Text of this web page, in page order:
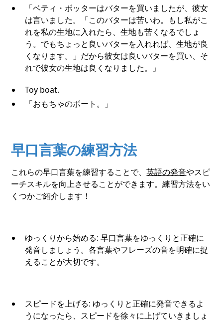
「ベティ・ボッターはバターを買いましたが、彼女
は言いました。「このバターは苦いわ。もし私がこ
れを私の生地に入れたら、生地も苦くなるでしょ
う。でもちょっと良いバターを入れれば、生地が良
くなります。」だから彼女は良いバターを買い、そ
れで彼女の生地は良くなりました。」
Toy boat.
「おもちゃのボート。」
早口言葉の練習方法
これらの早口言葉を練習することで、英語の発音やスピ
ーチスキルを向上させることができます。練習方法をい
くつかご紹介します！
ゆっくりから始める: 早口言葉をゆっくりと正確に
発音しましょう。各言葉やフレーズの音を明確に捉
えることが大切です。
スピードを上げる: ゆっくりと正確に発音できるよ
うになったら、スピードを徐々に上げていきましょ